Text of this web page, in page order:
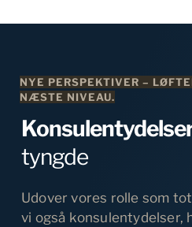
NYE PERSPEKTIVER –
NÆSTE NIVEAU.
tyngde
Udover vores rolle som
vi også konsulentydelser,